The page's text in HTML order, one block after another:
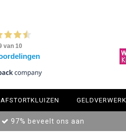
AFSTORTKLUIZEN
97% beveelt ons aan